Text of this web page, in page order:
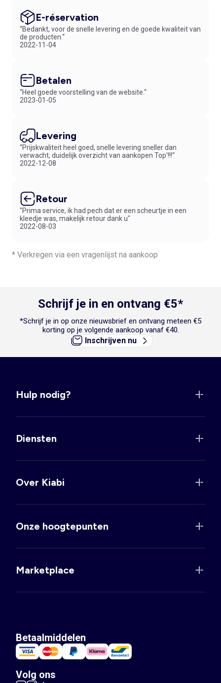
E-réservation
“Bedankt, voor de snelle levering en de goede kwaliteit van
de producten.“
2022-11-04
Betalen
“Heel goede voorstelling van de website.“
2023-01-05
Levering
“Prijskwaliteit heel goed, snelle levering sneller dan
verwacht, duidelijk overzicht van aankopen Top'!!!“
2022-12-08
Retour
"Prima service, ik had pech dat er een scheurtje in een
kleedje was, makelijk retour dank u"
2022-08-03
* Verkregen via een vragenlijst na aankoop
Schrijf je in en ontvang €5*
*Schrijf je in op onze nieuwsbrief en ontvang meteen €5
korting op je volgende aankoop vanaf €40.
Inschrijven nu
Hulp nodig?
Diensten
Over Kiabi
Onze hoogtepunten
Marketplace
Betaalmiddelen
Volg ons